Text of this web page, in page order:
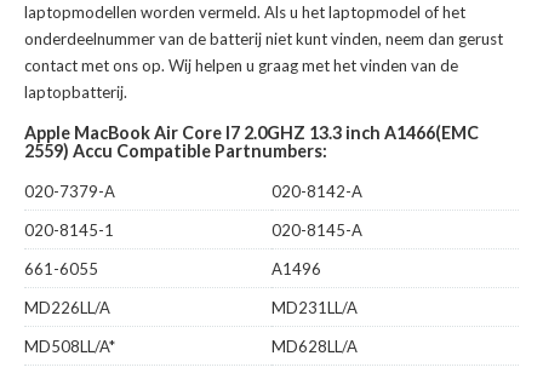
laptopmodellen worden vermeld. Als u het laptopmodel of het
onderdeelnummer van de batterij niet kunt vinden, neem dan gerust
contact met ons op. Wij helpen u graag met het vinden van de
laptopbatterij.
Apple MacBook Air Core I7 2.0GHZ 13.3 inch A1466(EMC
2559) Accu Compatible Partnumbers:
020-7379-A
020-8142-A
020-8145-1
020-8145-A
661-6055
A1496
MD226LL/A
MD231LL/A
MD508LL/A*
MD628LL/A